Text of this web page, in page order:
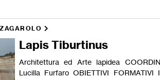
Lapis Tiburtinus
Architettura ed Arte lapidea
Lucilla Furfaro OBIETTIVI